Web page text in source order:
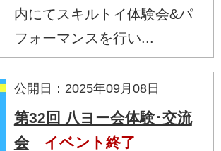
内にてスキルトイ体験会&パ
フォーマンスを行い...
公開日：2025年09月08日
第32回 八ヨー会体験･交流
会
イベント終了